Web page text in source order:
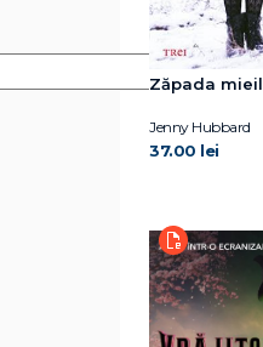
Zăpada
Jenny Hubbard
37.00 lei